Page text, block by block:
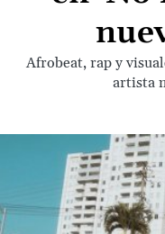
Afrobeat, rap y
artista